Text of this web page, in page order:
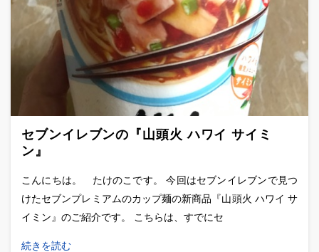
セブンイレブンの『山頭火 ハワイ サイミ
ン』
こんにちは。 たけのこです。 今回はセブンイレブンで見つ
けたセブンプレミアムのカップ麺の新商品『山頭火 ハワイ サ
イミン』のご紹介です。 こちらは、すでにセ
続きを読む